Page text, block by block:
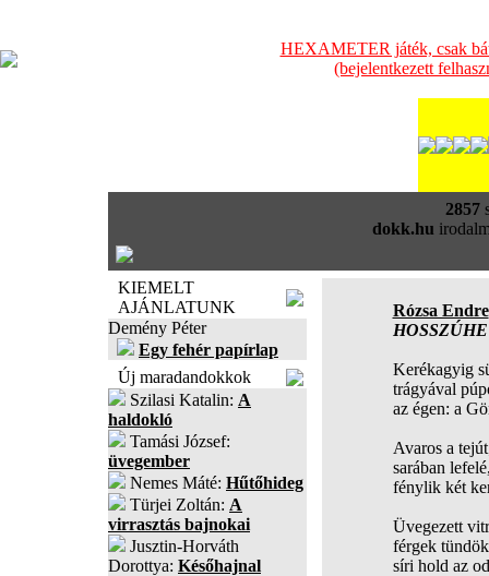
HEXAMETER játék, csak
(bejelentkezett
2857
dokk.hu
KIEMELT
AJÁNLATUNK
Demény Péter
Egy fehér papírlap
Új maradandokkok
Szilasi Katalin: A
haldokló
Tamási József:
üvegember
Nemes Máté: Hűtőhideg
Türjei Zoltán: A
virrasztás bajnokai
Jusztin-Horváth
Dorottya: Későhajnal
Rózsa Endre
Kerékagyig
trágyával
az égen: a
Avaros a
sarában
fénylik két
Üvegezett
férgek
síri hold az